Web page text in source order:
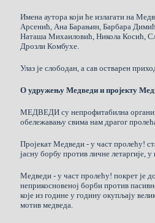
Имена аутора који ће излагати на
Арсенић, Ана Барањин, Барбара
Наташа Михаиловић, Никола Косић,
Дрозли Комбухе.
Улаз је слободан, а сав остварен
О удружењу Медведи и пројекту
МЕДВЕДИ су непрофитабилна
обележавању свима нам драгог
Пројекат Медведи - у част пролећу!
јасну борбу против личне летаргије,
Медведи - у част пролећу! покрет је
неприкосновеној борби против
које из године у годину окупљају
мотив медведа.